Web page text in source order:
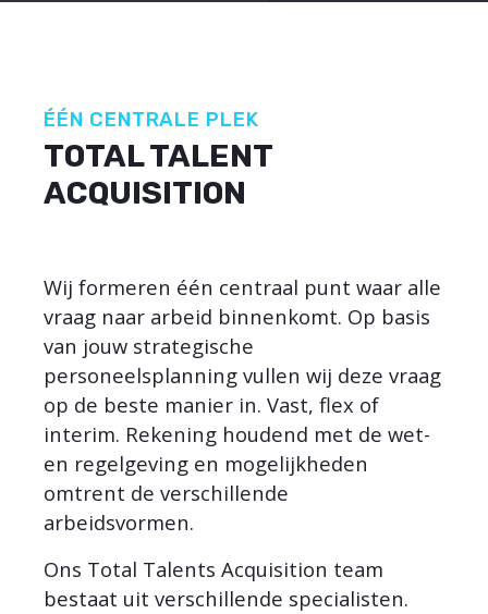
ÉÉN CENTRALE PLEK
TOTAL TALENT
ACQUISITION
Wij formeren één centraal punt waar alle
vraag naar arbeid binnenkomt. Op basis
van jouw strategische
personeelsplanning vullen wij deze vraag
op de beste manier in. Vast, flex of
interim. Rekening houdend met de wet-
en regelgeving en mogelijkheden
omtrent de verschillende
arbeidsvormen.
Ons Total Talents Acquisition team
bestaat uit verschillende specialisten.